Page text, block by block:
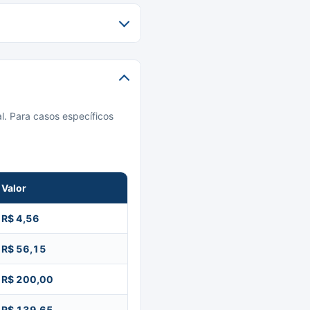
Para casos específicos
Valor
R$ 4,56
R$ 56,15
R$ 200,00